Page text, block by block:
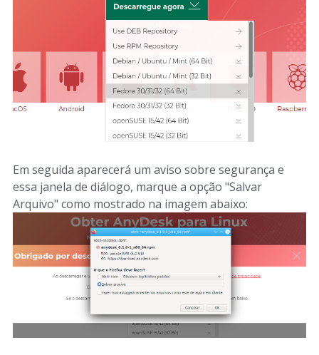
Em seguida aparecerá um aviso sobre segurança e
essa janela de diálogo, marque a opção "Salvar
Arquivo" como mostrado na imagem abaixo: